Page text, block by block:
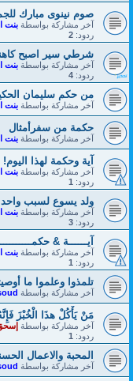
صوم نينوى مبارك
آخر مشاركة بواسطةبنت
ردود: 2
شرطي سير اصبح
آخر مشاركة بواسطةبنت
ردود: 4
من حكم سليمان
آخر مشاركة بواسطةبنت
حكمة من سفرأمثال
آخر مشاركة بواسطةبنت
آية وحكمة لهذا اليوم!
آخر مشاركة بواسطةبنت
ردود: 1
ولد يسوع لسبب واحد
آخر مشاركة بواسطةبنت
ردود: 3
آيــــــة &
آخر مشاركة بواسطةبنت
ردود: 1
تلمذوا وعلموا ما
آخر مشاركة بواسطة
مَنْ يَأْكُلْ هذَا الْخُبْزَ فَإِنَّهُ
آخر مشاركة بواسطةإسحق
ردود: 1
المحبة والاعمال
آخر مشاركة بواسطة